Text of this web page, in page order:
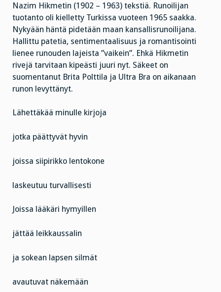
Nazim Hikmetin (1902 – 1963) tekstiä. Runoilijan
tuotanto oli kielletty Turkissa vuoteen 1965 saakka.
Nykyään häntä pidetään maan kansallisrunoilijana.
Hallittu patetia, sentimentaalisuus ja romantisointi
lienee runouden lajeista ”vaikein”. Ehkä Hikmetin
rivejä tarvitaan kipeästi juuri nyt. Säkeet on
suomentanut Brita Polttila ja Ultra Bra on aikanaan
runon levyttänyt.
Lähettäkää minulle kirjoja
jotka päättyvät hyvin
joissa siipirikko lentokone
laskeutuu turvallisesti
Joissa lääkäri hymyillen
jättää leikkaussalin
ja sokean lapsen silmät
avautuvat näkemään